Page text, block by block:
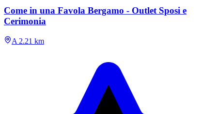
Come in una Favola Bergamo - Outlet Sposi e
Cerimonia
A 2.21 km